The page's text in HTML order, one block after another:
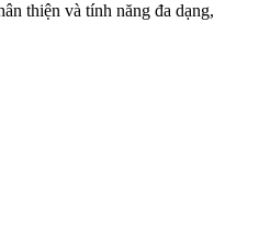
thiện và tính năng đa dạng,